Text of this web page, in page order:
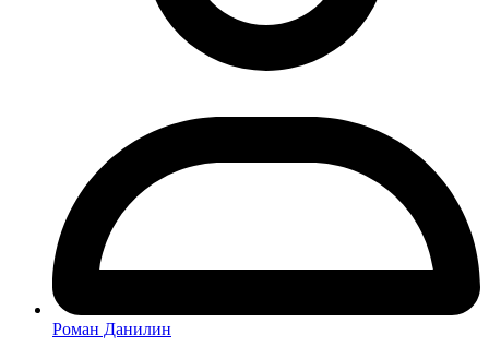
Роман Данилин